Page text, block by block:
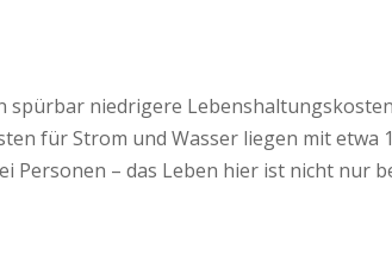
spürbar niedrigere
für Strom und Wasser liegen mit etwa
Personen – das Leben hier ist nicht nur